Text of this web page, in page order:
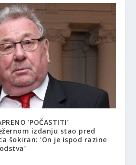
'POČASTITI'
izdanju stao pred
šokiran: 'On je ispod razine